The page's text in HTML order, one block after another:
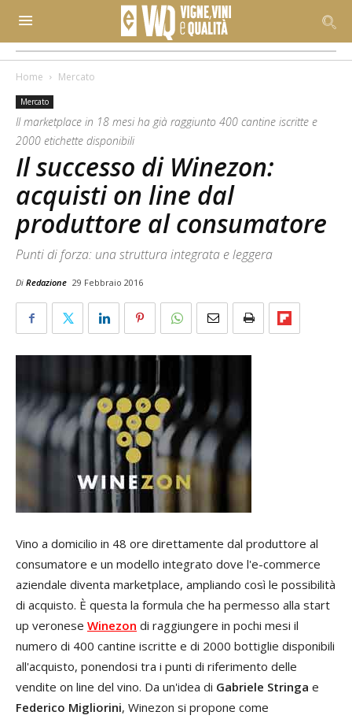
Home Mercato
Mercato
Il marketplace in 18 mesi ha già raggiunto 400 cantine iscritte e
2000 etichette disponibili
Il successo di Winezon:
acquisti on line dal
produttore al consumatore
Punti di forza: una struttura integrata e leggera
Di Redazione 29 Febbraio 2016
Vino a domicilio in 48 ore direttamente dal produttore al
consumatore e un modello integrato dove l'e-commerce
aziendale diventa marketplace, ampliando così le possibilità
di acquisto. È questa la formula che ha permesso alla start
up veronese Winezon di raggiungere in pochi mesi il
numero di 400 cantine iscritte e di 2000 bottiglie disponibili
all'acquisto, ponendosi tra i punti di riferimento delle
vendite on line del vino. Da un'idea di Gabriele Stringa e
Federico Migliorini, Winezon si propone come